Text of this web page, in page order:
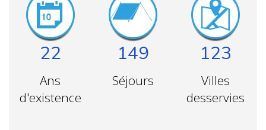
22
Ans
d'existence
149
Séjours
123
Villes
desservies